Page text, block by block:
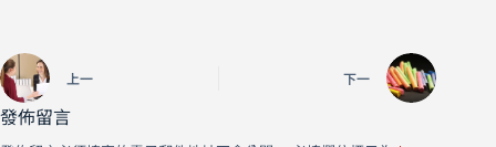
上一 下一
發佈留言